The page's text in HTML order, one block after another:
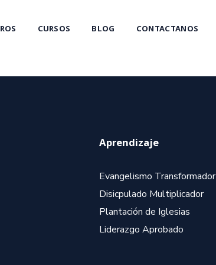
CURSOS BLOG CONTACTANOS
Aprendizaje
Evangelismo Transformador
Disicpulado Multiplicador
Plantación de Iglesias
Liderazgo Aprobado